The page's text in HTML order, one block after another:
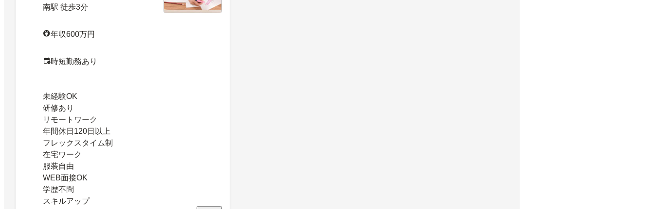
南駅 徒歩3分
年収600万円
時短勤務あり
未経験OK
研修あり
リモートワーク
年間休日120日以上
フレックスタイム制
在宅ワーク
服装自由
WEB面接OK
学歴不問
スキルアップ